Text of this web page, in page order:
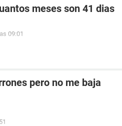
meses son 41 dias
09:01
pero no me baja